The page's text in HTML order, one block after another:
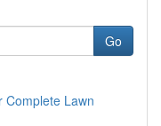
Go
Complete Lawn